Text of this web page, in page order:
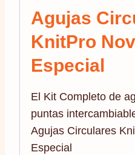
Agujas
KnitPro
Especial
El Kit Completo de
puntas
Agujas Circulares
Especial